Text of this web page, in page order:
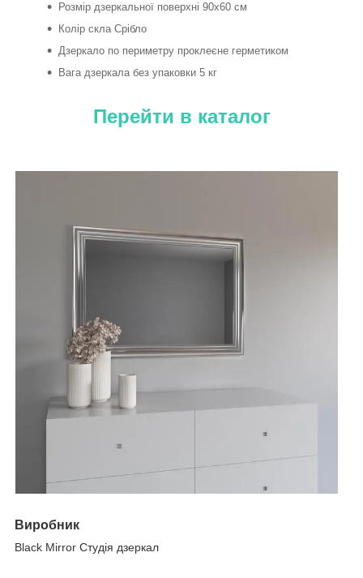
Розмір дзеркальної поверхні 90х60 см
Колір скла Срібло
Дзеркало по периметру проклеєне герметиком
Вага дзеркала без упаковки 5 кг
Перейти в каталог
Виробник
Black Mirror Студія дзеркал